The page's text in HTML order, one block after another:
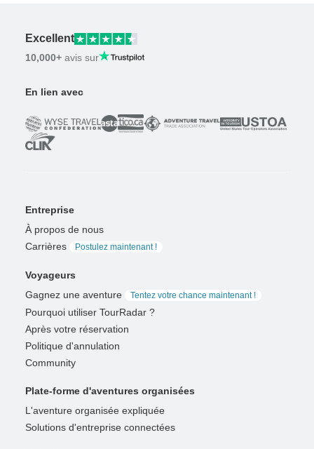
Excellent
10,000+ avis sur
En lien avec
Entreprise
À propos de nous
Carrières
Postulez maintenant !
Voyageurs
Gagnez une aventure
Tentez votre chance maintenant !
Pourquoi utiliser TourRadar ?
Après votre réservation
Politique d'annulation
Community
Plate-forme d'aventures organisées
L'aventure organisée expliquée
Solutions d'entreprise connectées